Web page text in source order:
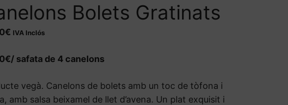
Bolets Gratinats
€ IVA Inclós
safata de 4 canelons
vegà. Canelons de bolets amb un toc de tòfona i
amb salsa beixamel de llet d’avena. Un plat exquisit i